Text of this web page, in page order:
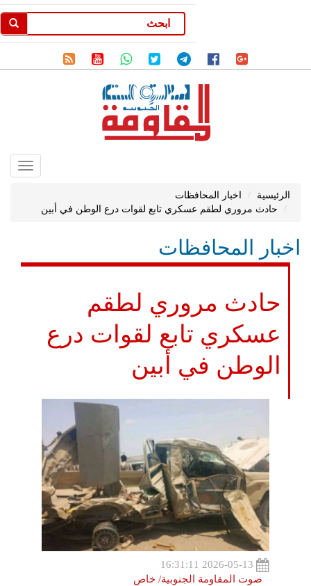
الرئيسية
اخبار المحافظات
حادث مروري لطقم عسكري تابع لقوات درع الوطن في أبين
اخبار المحافظات
حادث مروري لطقم
عسكري تابع لقوات درع
الوطن في أبين
صوت المقاومة الجنوبية/ خاص